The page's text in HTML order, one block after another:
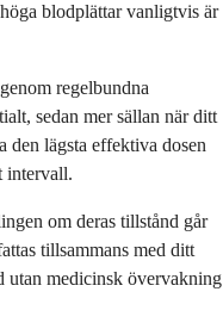
blodplättar vanligtvis är
regelbundna
sedan mer sällan när ditt
den lägsta effektiva dosen
intervall.
om deras tillstånd går
tillsammans med ditt
utan medicinsk övervakning